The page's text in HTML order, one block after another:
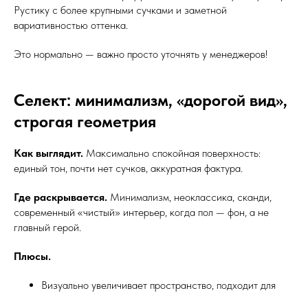
Рустику с более крупными сучками и заметной
вариативностью оттенка.
Это нормально — важно просто уточнять у менеджеров!
Селект: минимализм, «дорогой вид»,
строгая геометрия
Как выглядит. Максимально спокойная поверхность:
единый тон, почти нет сучков, аккуратная фактура.
Где раскрывается. Минимализм, неоклассика, сканди,
современный «чистый» интерьер, когда пол — фон, а не
главный герой.
Плюсы.
Визуально увеличивает пространство, подходит для